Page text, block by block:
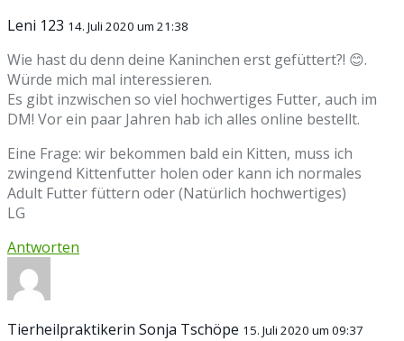
Leni 123 14. Juli 2020 um 21:38
Wie hast du denn deine Kaninchen erst gefüttert?! 😊.
Würde mich mal interessieren.
Es gibt inzwischen so viel hochwertiges Futter, auch im
DM! Vor ein paar Jahren hab ich alles online bestellt.
Eine Frage: wir bekommen bald ein Kitten, muss ich
zwingend Kittenfutter holen oder kann ich normales
Adult Futter füttern oder (Natürlich hochwertiges)
LG
Antworten
Tierheilpraktikerin Sonja Tschöpe 15. Juli 2020 um 09:37